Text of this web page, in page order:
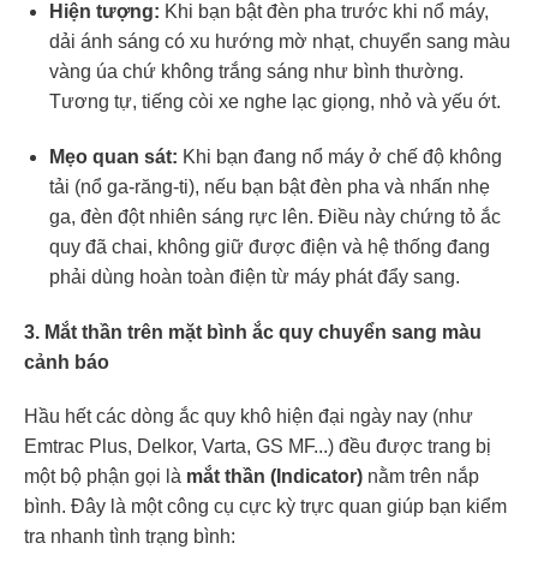
Hiện tượng: Khi bạn bật đèn pha trước khi nổ máy,
dải ánh sáng có xu hướng mờ nhạt, chuyển sang màu
vàng úa chứ không trắng sáng như bình thường.
Tương tự, tiếng còi xe nghe lạc giọng, nhỏ và yếu ớt.
Mẹo quan sát: Khi bạn đang nổ máy ở chế độ không
tải (nổ ga-răng-ti), nếu bạn bật đèn pha và nhấn nhẹ
ga, đèn đột nhiên sáng rực lên. Điều này chứng tỏ ắc
quy đã chai, không giữ được điện và hệ thống đang
phải dùng hoàn toàn điện từ máy phát đẩy sang.
3. Mắt thần trên mặt bình ắc quy chuyển sang màu
cảnh báo
Hầu hết các dòng ắc quy khô hiện đại ngày nay (như
Emtrac Plus, Delkor, Varta, GS MF...) đều được trang bị
một bộ phận gọi là mắt thần (Indicator) nằm trên nắp
bình. Đây là một công cụ cực kỳ trực quan giúp bạn kiểm
tra nhanh tình trạng bình: